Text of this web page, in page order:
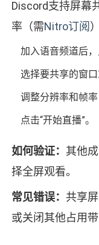
Discord支持屏幕
率（需Nitro订阅
加入语音频道后，
选择要共享的窗口
调整分辨率和帧
点击“开始直播”。
如何验证： 其他
择全屏观看。
常见错误： 共享
或关闭其他占用